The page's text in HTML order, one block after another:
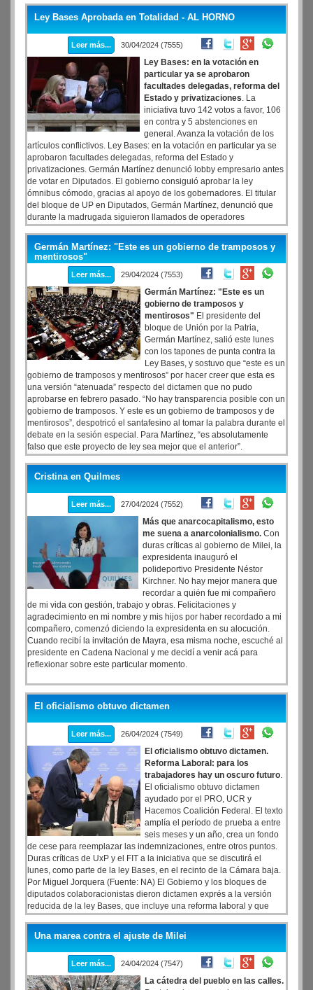
Ley Bases Aprobada en Totalidad - AL HORNO
Leer más... 30/04/2024 (7555)
Ley Bases: en la votación en
particular ya se aprobaron
facultades delegadas, reforma del
Estado y privatizaciones. La
iniciativa tuvo 142 votos a favor, 106
en contra y 5 abstenciones en
general. Avanza la votación de los
artículos conflictivos. Ley Bases: en la votación en particular ya se
aprobaron facultades delegadas, reforma del Estado y
privatizaciones. Germán Martínez denunció lobby empresario antes
de votar en Diputados. El gobierno consiguió aprobar la ley
ómnibus cómodo, gracias al apoyo de los gobernadores. El titular
del bloque de UP en Diputados, Germán Martínez, denunció que
durante la madrugada siguieron llamados de operadores
empresarios a legisladores en la previa de la votación. ?Lo dijo la
Dra. (Elisa) Carrió en una intervención televisiva, lo dijo Cecilia
Moreau, y son las 6.30 y operadores y lobistas de Pan American
continúan haciendo llamadas a diputados de distintas provincias.
Este es el contexto en el cual se está llegando a final de este
debate?, lanzó.
Germán Martínez: "Este es un gobierno de tramposos y
mentirosos"
Leer más... 29/04/2024 (7553)
Germán Martínez: "Este es un
gobierno de tramposos y
mentirosos" El presidente del
bloque de Unión por la Patria,
Germán Martínez, salió este lunes
con los tapones de punta contra la
Ley Bases, y sostuvo que “este es un
gobierno de tramposos y mentirosos” por hacer creer que esta es
una versión “atenuada” respecto del dictamen que no pudo
aprobarse en febrero pasado. “No hay transparencia posible con un
gobierno de tramposos. Y este es un gobierno de tramposos y de
mentirosos”, despotricó el santafesino al tomar la palabra durante el
debate en la sesión especial. Para Martínez, “es absolutamente
falso que este proyecto de ley sea mejor que el anterior”.
Cristina en Quilmes
Leer más... 27/04/2024 (7552)
Más que anarcocapitalismo, esto
me suena a anarcolonialismo. Con
duras críticas al gobierno de Milei, la
expresidenta inauguró el
polideportivo Presidente Néstor
Kirchner. No hay mejor manera que
recordar a quién fue mi compañero
de mi vida con gestión, trabajo y obras. Felicitaciones y
agradecimiento en mi nombre y mis hijos por haber recordado a mi
compañero, comenzó diciendo la expresidenta en su alocución.
Cuando recibí la invitación de Mayra, esa misma noche, escuché al
presidente en Cadena Nacional y me decidí a venir acá para
reflexionar sobre este particular momento.
El oficialismo obtuvo dictamen
Leer más... 26/04/2024 (7549)
El oficialismo obtuvo dictamen.
Reforma Laboral: para los
trabajadores hay un oscuro futuro.
El oficialismo obtuvo dictamen
ayudado por el PRO, UCR y
Hacemos Coalición Federal. El texto
amplía el período de prueba a entre
seis meses y un año, crea un fondo
de cese para reemplazar las indemnizaciones, entre otros puntos.
Duras críticas de UxP y el FIT a la iniciativa que se discutirá el
lunes, como parte de la ley Bases, en el recinto de la Cámara baja.
Por Miguel Jorquera (Fuente: NA) El Gobierno y los bloques de
diputados colaboracionistas dieron dictamen exprés a la versión
reducida de la ley Bases, que incluye una reforma laboral y que
llevará el lunes próximo al recinto de la Cámara Baja para darle
media sanción.
Una marea contra el ajuste de Milei
Leer más... 24/04/2024 (7547)
La cátedra del pueblo en las calles.